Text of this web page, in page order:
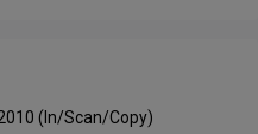
(In/Scan/Copy)